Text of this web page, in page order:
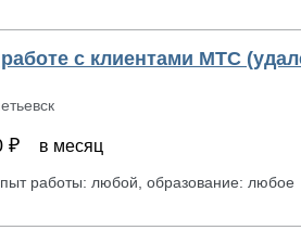
с клиентами МТС
₽ в месяц
работы: любой, образование: любое